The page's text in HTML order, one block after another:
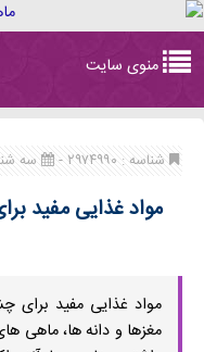
navigation
منوی سایت
شناسه : ۲۹۷۴۹۹۰ - سه شنبه ۸ مهر ۱۴۰۴
مواد غذایی مفید
مواد غذایی مفید برای
مغزها و دانه ‌ها، ماهی